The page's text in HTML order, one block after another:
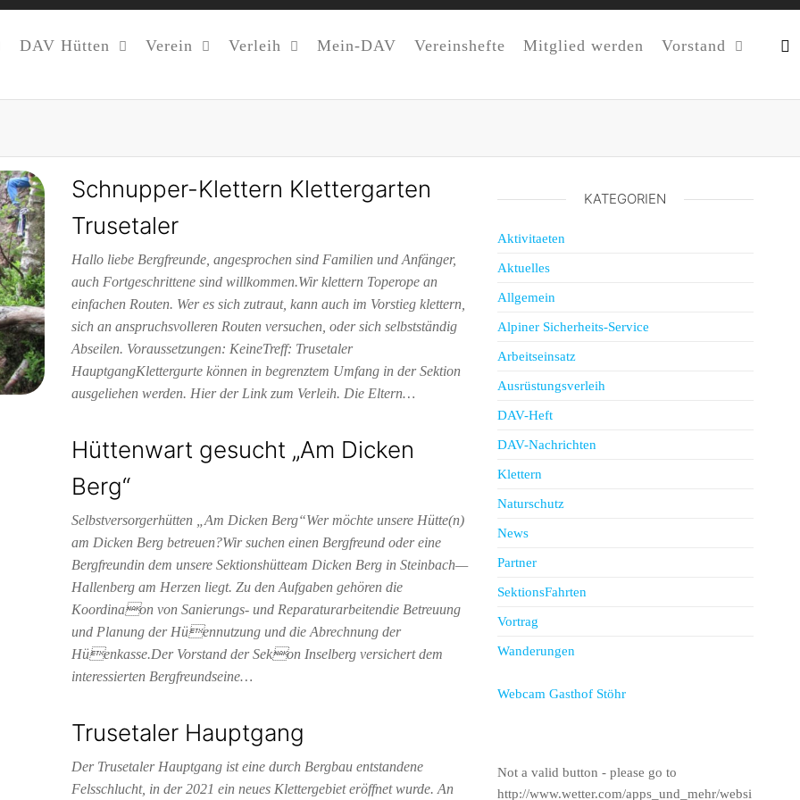
DAV Hütten Verein Verleih Mein-DAV Vereinshefte Mitglied werden Vorstand
Schnupper-Klettern Klettergarten
Trusetaler
Hallo liebe Bergfreunde, angesprochen sind Familien und Anfänger,
auch Fortgeschrittene sind willkommen.Wir klettern Toperope an
einfachen Routen. Wer es sich zutraut, kann auch im Vorstieg klettern,
sich an anspruchsvolleren Routen versuchen, oder sich selbstständig
Abseilen. Voraussetzungen: KeineTreff: Trusetaler
HauptgangKlettergurte können in begrenztem Umfang in der Sektion
ausgeliehen werden. Hier der Link zum Verleih. Die Eltern…
Hüttenwart gesucht „Am Dicken
Berg“
Selbstversorgerhütten „Am Dicken Berg“Wer möchte unsere Hütte(n)
am Dicken Berg betreuen?Wir suchen einen Bergfreund oder eine
Bergfreundin dem unsere Sektionshütteam Dicken Berg in Steinbach—
Hallenberg am Herzen liegt. Zu den Aufgaben gehören die
Koordinaon von Sanierungs- und Reparaturarbeitendie Betreuung
und Planung der Hüennutzung und die Abrechnung der
Hüenkasse.Der Vorstand der Sekon Inselberg versichert dem
interessierten Bergfreundseine…
Trusetaler Hauptgang
Der Trusetaler Hauptgang ist eine durch Bergbau entstandene
Felsschlucht, in der 2021 ein neues Klettergebiet eröffnet wurde. An
KATEGORIEN
Aktivitaeten
Aktuelles
Allgemein
Alpiner Sicherheits-Service
Arbeitseinsatz
Ausrüstungsverleih
DAV-Heft
DAV-Nachrichten
Klettern
Naturschutz
News
Partner
SektionsFahrten
Vortrag
Wanderungen
Webcam Gasthof Stöhr
Not a valid button - please go to
http://www.wetter.com/apps_und_mehr/websi